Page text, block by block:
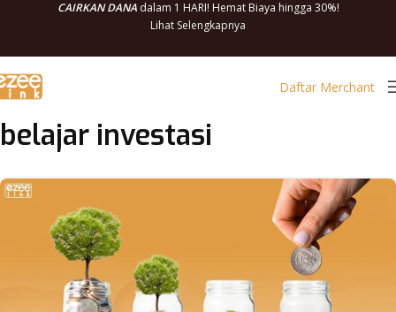
CAIRKAN DANAdalam 1 HARI! Hemat Biaya hingga 30%!
Lihat Selengkapnya
Daftar Merchant
belajar investasi